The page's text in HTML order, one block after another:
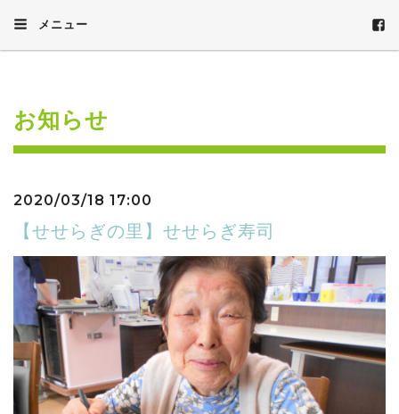
メニュー
お知らせ
2020/03/18 17:00
【せせらぎの里】せせらぎ寿司